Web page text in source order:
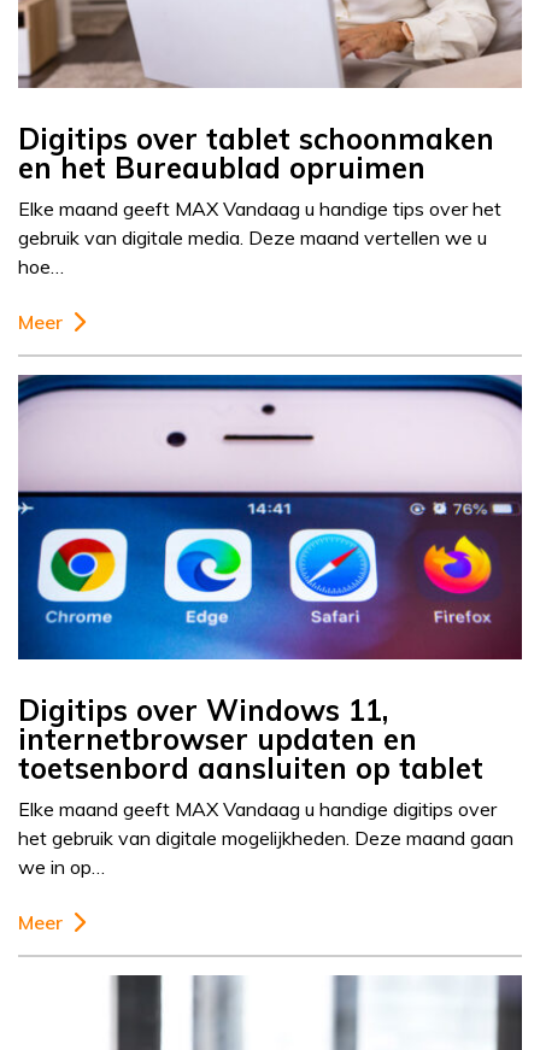
Digitips over tablet schoonmaken
en het Bureaublad opruimen
Elke maand geeft MAX Vandaag u handige tips over het
gebruik van digitale media. Deze maand vertellen we u
hoe…
Meer
Digitips over Windows 11,
internetbrowser updaten en
toetsenbord aansluiten op tablet
Elke maand geeft MAX Vandaag u handige digitips over
het gebruik van digitale mogelijkheden. Deze maand gaan
we in op…
Meer